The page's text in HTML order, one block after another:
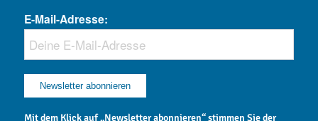
E-Mail-Adresse:
Mit dem Klick auf „Newsletter abonnieren“ stimmen Sie der